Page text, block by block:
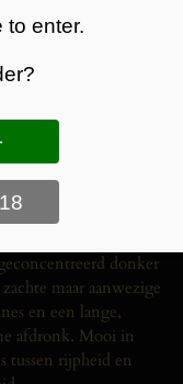
baksteenreflecties
rijping.
kersen, pruimen
aangevuld met
donker
maar aanwezige
en een lange,
afdronk. Mooi in
tussen rijpheid en
to enter.